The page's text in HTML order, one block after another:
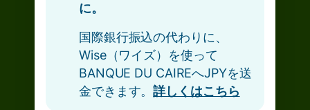
に。
国際銀行振込の代わりに、
Wise（ワイズ）を使って
BANQUE DU CAIREへJPYを送
金できます。詳しくはこちら